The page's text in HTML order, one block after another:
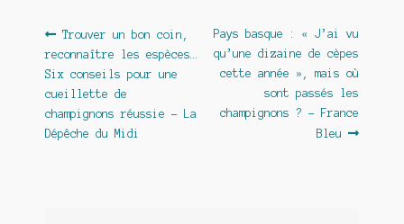
Navigation
de
l’article
Article
précédent :
Trouver un bon coin,
reconnaître les espèces…
Six conseils pour une
cueillette de
champignons réussie – La
Dépêche du Midi
Article
suivant :
Pays basque : « J’ai vu
qu’une dizaine de cèpes
cette année », mais où
sont passés les
champignons ? – France
Bleu